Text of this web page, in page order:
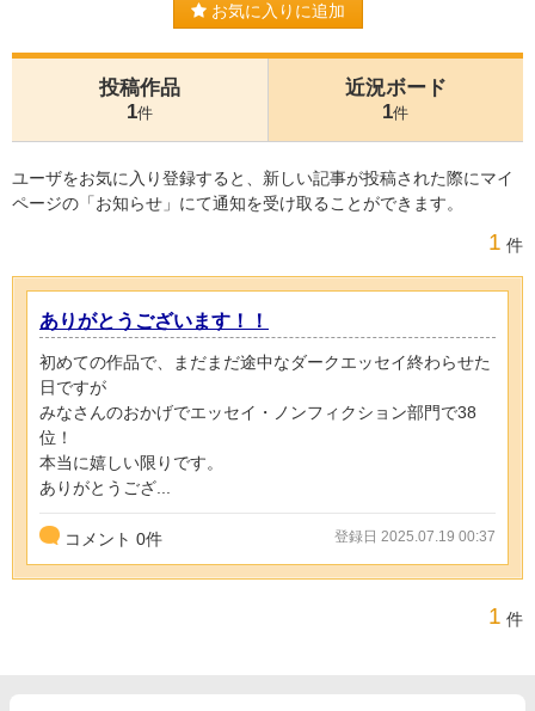
お気に入りに追加
投稿作品
1件
近況ボード
1件
ユーザをお気に入り登録すると、新しい記事が投稿された際にマイ
ページの「お知らせ」にて通知を受け取ることができます。
1 件
ありがとうございます！！
初めての作品で、まだまだ途中なダークエッセイ終わらせた
日ですが
みなさんのおかげでエッセイ・ノンフィクション部門で38
位！
本当に嬉しい限りです。
ありがとうござ...
コメント 0件 登録日 2025.07.19 00:37
1 件